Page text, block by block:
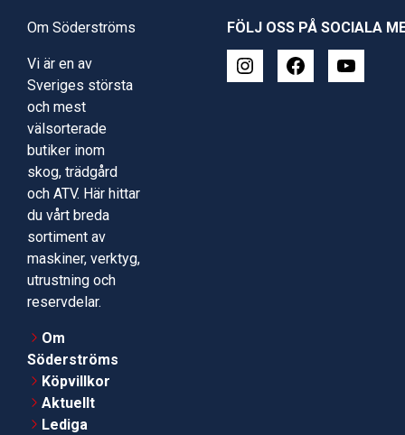
Om Söderströms
Vi är en av
Sveriges största
och mest
välsorterade
butiker inom
skog, trädgård
och ATV. Här hittar
du vårt breda
sortiment av
maskiner, verktyg,
utrustning och
reservdelar.
Om
Söderströms
Köpvillkor
Aktuellt
Lediga
FÖLJ OSS PÅ SOCIALA